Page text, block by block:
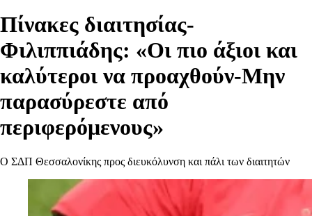
Πίνακες διαιτησίας-
Φιλιππιάδης: «Οι πιο άξιοι και
καλύτεροι να προαχθούν-Μην
παρασύρεστε από
περιφερόμενους»
Ο ΣΔΠ Θεσσαλονίκης προς διευκόλυνση και πάλι των διαιτητών